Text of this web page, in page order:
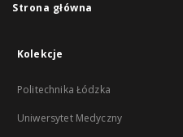
Strona główna
Kolekcje
Politechnika Łódzka
Uniwersytet Medyczny